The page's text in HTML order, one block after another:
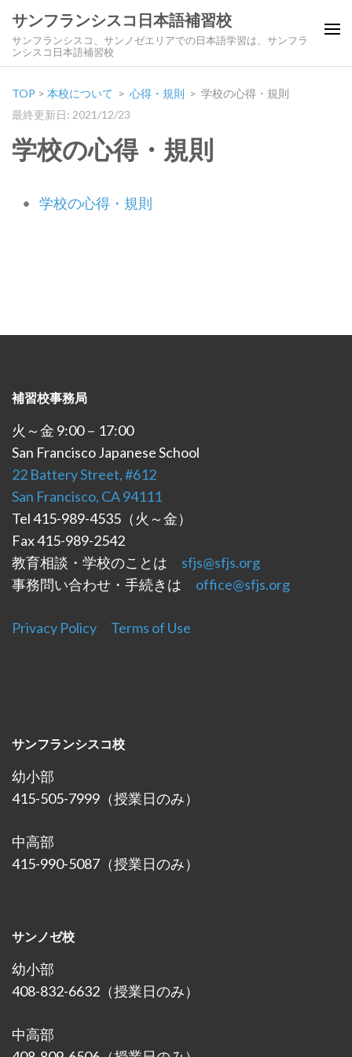
サンフランシスコ日本語補習校
サンフランシスコ、サンノゼエリアでの日本語学習は、サンフラ
ンシスコ日本語補習校
TOP > 本校について > 心得・規則 > 学校の心得・規則
最終更新日: 2021/12/23
学校の心得・規則
学校の心得・規則
補習校事務局
火～金 9:00－17:00
San Francisco Japanese School
22 Battery Street, #612
San Francisco, CA 94111
Tel 415-989-4535（火～金）
Fax 415-989-2542
教育相談・学校のことは sfjs@sfjs.org
事務問い合わせ・手続きは office@sfjs.org
Privacy Policy Terms of Use
サンフランシスコ校
幼小部
415-505-7999（授業日のみ）
中高部
415-990-5087（授業日のみ）
サンノゼ校
幼小部
408-832-6632（授業日のみ）
中高部